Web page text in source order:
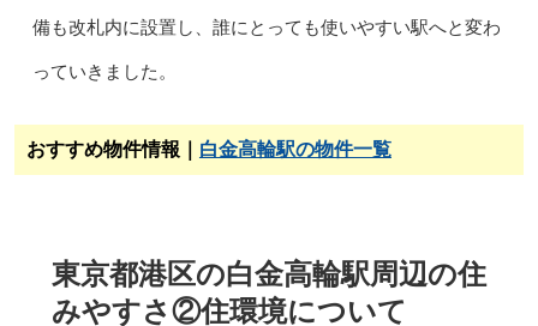
備も改札内に設置し、誰にとっても使いやすい駅へと変わ
っていきました。
おすすめ物件情報｜ 白金高輪駅の物件一覧
東京都港区の白金高輪駅周辺の住
みやすさ②住環境について